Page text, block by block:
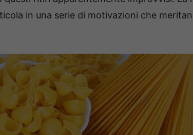
in una serie di motivazioni che